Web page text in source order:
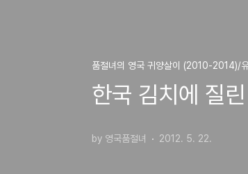
품절녀의 영국 귀양살이 (2010-2014)/
한국 김치에 질
by 영국품절녀 2012. 5. 22.